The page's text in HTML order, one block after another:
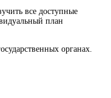
все доступные
план
органах.